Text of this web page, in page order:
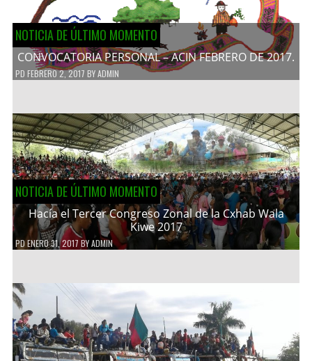
NOTICIA DE ÚLTIMO MOMENTO
CONVOCATORIA PERSONAL – ACIN FEBRERO DE 2017.
PD FEBRERO 2, 2017 BYADMIN
NOTICIA DE ÚLTIMO MOMENTO
Hacía el Tercer Congreso Zonal de la Cxhab Wala
Kiwe 2017
PDENERO 31, 2017 BYADMIN